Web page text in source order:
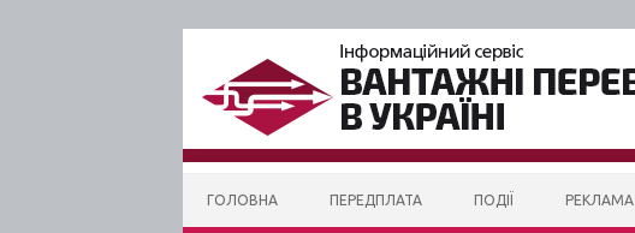
ГОЛОВНА ПЕРЕДПЛАТА ПОДІЇ РЕКЛАМА